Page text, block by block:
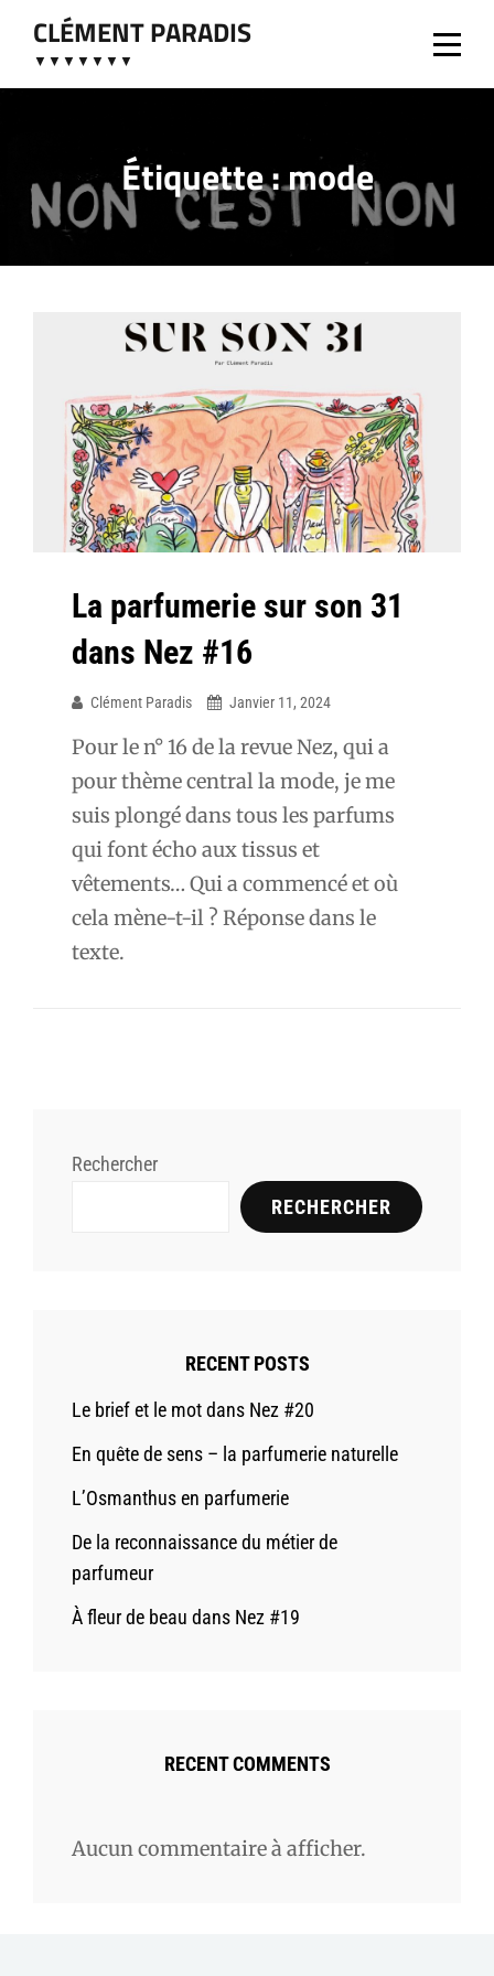
contenu
CLÉMENT PARADIS
▼▼▼▼▼▼▼
Étiquette :mode
La parfumerie sur son 31
dans Nez #16
Clément Paradis Janvier 11, 2024
Pour le n° 16 de la revue Nez, qui a
pour thème central la mode, je me
suis plongé dans tous les parfums
qui font écho aux tissus et
vêtements… Qui a commencé et où
cela mène-t-il ? Réponse dans le
texte.
Rechercher
RECHERCHER
RECENT POSTS
Le brief et le mot dans Nez #20
En quête de sens – la parfumerie naturelle
L’Osmanthus en parfumerie
De la reconnaissance du métier de
parfumeur
À fleur de beau dans Nez #19
RECENT COMMENTS
Aucun commentaire à afficher.